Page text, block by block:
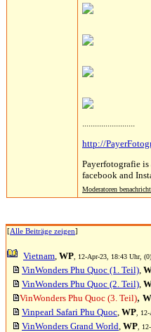
.........................
http://
Payerfotografie is
facebook and
Moderatoren
[Alle Beiträge zeigen]
Vietnam, WP , 12-Apr-23, 18:43 Uhr, (0)
VinWonders Phu Quoc (1. Teil),
VinWonders Phu Quoc (2. Teil),
VinWonders Phu Quoc (3. Teil),
Vinpearl Safari Phu Quoc, WP ,
VinWonders Grand World, WP ,